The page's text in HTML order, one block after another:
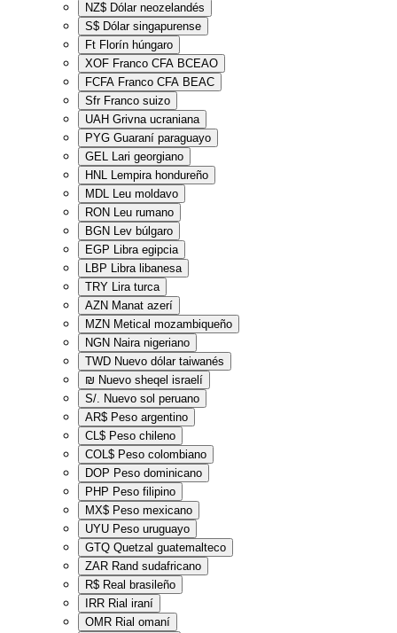
NZ$ Dólar neozelandés
S$ Dólar singapurense
Ft Florín húngaro
XOF Franco CFA BCEAO
FCFA Franco CFA BEAC
Sfr Franco suizo
UAH Grivna ucraniana
PYG Guaraní paraguayo
GEL Lari georgiano
HNL Lempira hondureño
MDL Leu moldavo
RON Leu rumano
BGN Lev búlgaro
EGP Libra egipcia
LBP Libra libanesa
TRY Lira turca
AZN Manat azerí
MZN Metical mozambiqueño
NGN Naira nigeriano
TWD Nuevo dólar taiwanés
₪ Nuevo sheqel israelí
S/. Nuevo sol peruano
AR$ Peso argentino
CL$ Peso chileno
COL$ Peso colombiano
DOP Peso dominicano
PHP Peso filipino
MX$ Peso mexicano
UYU Peso uruguayo
GTQ Quetzal guatemalteco
ZAR Rand sudafricano
R$ Real brasileño
IRR Rial iraní
OMR Rial omaní